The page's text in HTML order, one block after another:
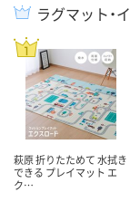
ラグマット・
萩原 折りたためて 水拭き
できる プレイマット エ
ク…